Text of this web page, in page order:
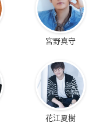
宮野真守
花江夏樹